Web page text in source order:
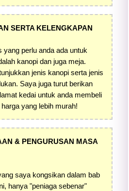
SERTA KELENGKAPAN
yang perlu anda ada untuk
kanopi dan juga meja.
jenis kanopi serta jenis
Saya juga turut berikan
kedai untuk anda membeli
yang lebih murah!
& PENGURUSAN MASA
saya kongsikan dalam bab
hanya "peniaga sebenar"